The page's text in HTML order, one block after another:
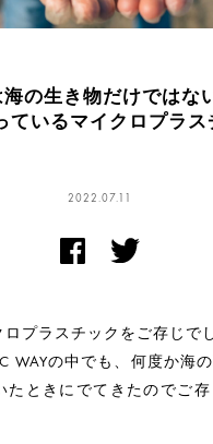
の生き物だけではな
ているマイクロプラス
2022.07.11
プラスチックをご存じで
WAYの中でも、何度か海
たときにでてきたのでご